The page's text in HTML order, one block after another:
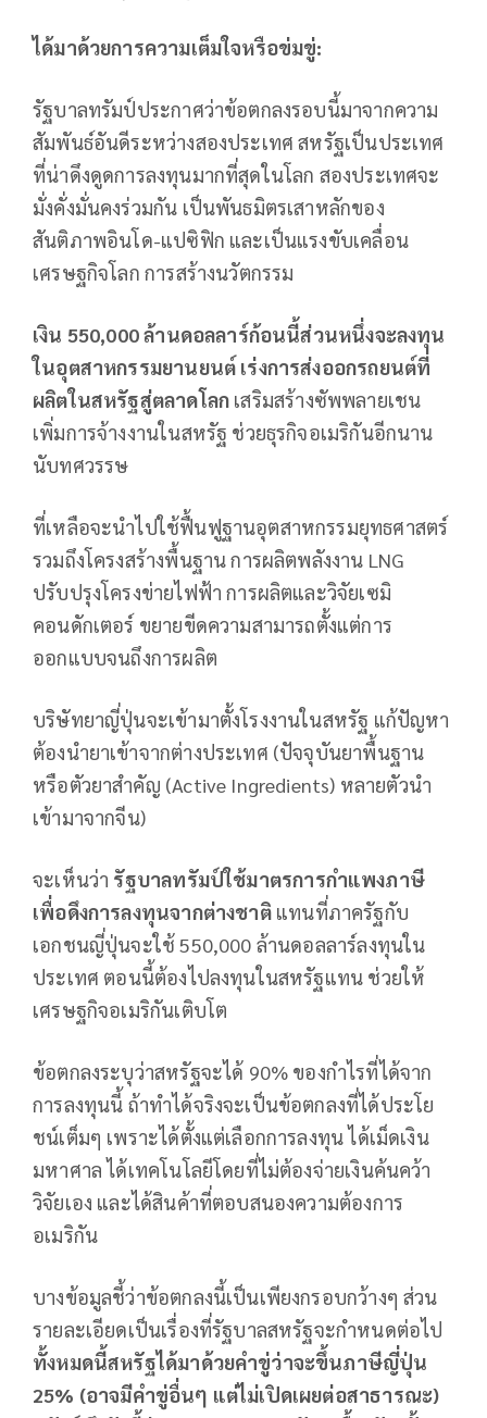
ได้มาด้วยการความเต็มใจหรือข่มขู่:
รัฐบาลทรัมป์ประกาศว่าข้อตกลงรอบนี้มาจากความ
สัมพันธ์อันดีระหว่างสองประเทศ สหรัฐเป็นประเทศ
ที่น่าดึงดูดการลงทุนมากที่สุดในโลก สองประเทศจะ
มั่งคั่งมั่นคงร่วมกัน เป็นพันธมิตรเสาหลักของ
สันติภาพอินโด-แปซิฟิก และเป็นแรงขับเคลื่อน
เศรษฐกิจโลก การสร้างนวัตกรรม
เงิน 550,000 ล้านดอลลาร์ก้อนนี้ส่วนหนึ่งจะลงทุน
ในอุตสาหกรรมยานยนต์ เร่งการส่งออกรถยนต์ที่
ผลิตในสหรัฐสู่ตลาดโลก เสริมสร้างซัพพลายเชน
เพิ่มการจ้างงานในสหรัฐ ช่วยธุรกิจอเมริกันอีกนาน
นับทศวรรษ
ที่เหลือจะนำไปใช้ฟื้นฟูฐานอุตสาหกรรมยุทธศาสตร์
รวมถึงโครงสร้างพื้นฐาน การผลิตพลังงาน LNG
ปรับปรุงโครงข่ายไฟฟ้า การผลิตและวิจัยเซมิ
คอนดักเตอร์ ขยายขีดความสามารถตั้งแต่การ
ออกแบบจนถึงการผลิต
บริษัทยาญี่ปุ่นจะเข้ามาตั้งโรงงานในสหรัฐ แก้ปัญหา
ต้องนำยาเข้าจากต่างประเทศ (ปัจจุบันยาพื้นฐาน
หรือตัวยาสำคัญ (Active Ingredients) หลายตัวนำ
เข้ามาจากจีน)
จะเห็นว่า รัฐบาลทรัมป์ใช้มาตรการกำแพงภาษี
เพื่อดึงการลงทุนจากต่างชาติแทนที่ภาครัฐกับ
เอกชนญี่ปุ่นจะใช้ 550,000 ล้านดอลลาร์ลงทุนใน
ประเทศ ตอนนี้ต้องไปลงทุนในสหรัฐแทน ช่วยให้
เศรษฐกิจอเมริกันเติบโต
ข้อตกลงระบุว่าสหรัฐจะได้ 90% ของกำไรที่ได้จาก
การลงทุนนี้ ถ้าทำได้จริงจะเป็นข้อตกลงที่ได้ประโย
ชน์เต็มๆ เพราะได้ตั้งแต่เลือกการลงทุน ได้เม็ดเงิน
มหาศาล ได้เทคโนโลยีโดยที่ไม่ต้องจ่ายเงินค้นคว้า
วิจัยเอง และได้สินค้าที่ตอบสนองความต้องการ
อเมริกัน
บางข้อมูลชี้ว่าข้อตกลงนี้เป็นเพียงกรอบกว้างๆ ส่วน
รายละเอียดเป็นเรื่องที่รัฐบาลสหรัฐจะกำหนดต่อไป
ทั้งหมดนี้สหรัฐได้มาด้วยคำขู่ว่าจะขึ้นภาษีญี่ปุ่น
25% (อาจมีคำขู่อื่นๆ แต่ไม่เปิดเผยต่อสาธารณะ)